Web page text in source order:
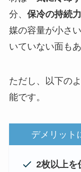
分、 保冷の持続力
媒の容量が小さ
いていない面もあ
ただし、以下の
能です。
デメリット
2枚以上を